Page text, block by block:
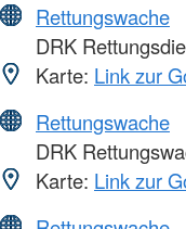
Rettungswache
DRK
Karte: Link zur
Rettungswache
DRK
Karte: Link zur